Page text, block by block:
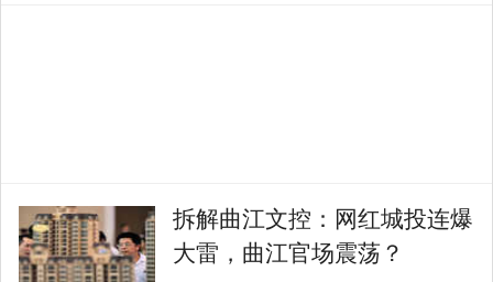
拆解曲江文控：网红城投连爆
大雷，曲江官场震荡？